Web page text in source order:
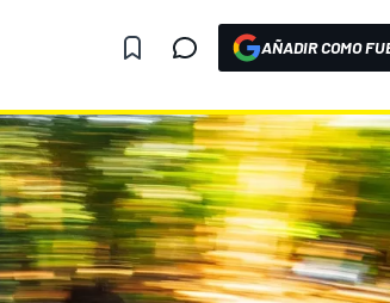
AÑADIR COMO